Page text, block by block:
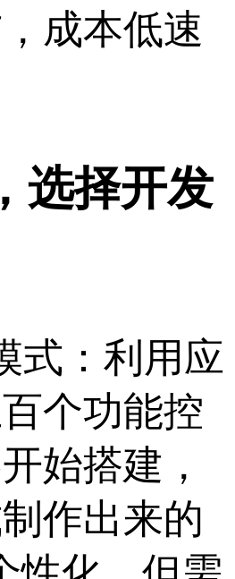
成本低速
选择开发
式：利用应
个功能控
始搭建，
作出来的